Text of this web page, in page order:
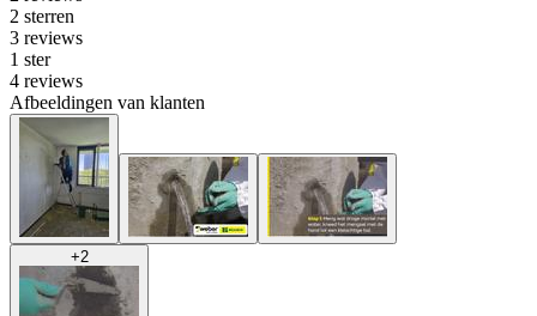
2 sterren
3 reviews
1 ster
4 reviews
Afbeeldingen van klanten
+2